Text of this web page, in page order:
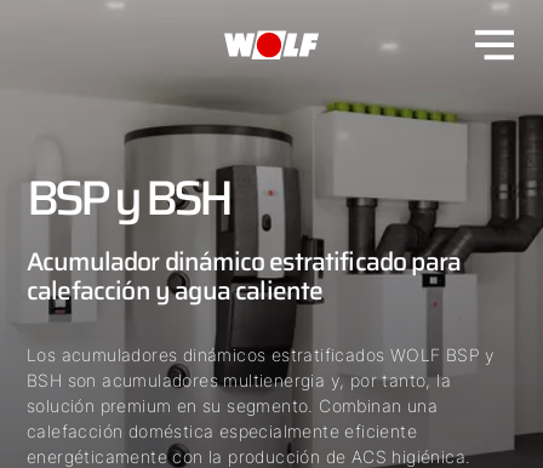
BSP y BSH
Acumulador dinámico estratificado para
calefacción y agua caliente
Los acumuladores dinámicos estratificados WOLF BSP y
BSH son acumuladores multienergia y, por tanto, la
solución premium en su segmento. Combinan una
calefacción doméstica especialmente eficiente
energéticamente con la producción de ACS higiénica.